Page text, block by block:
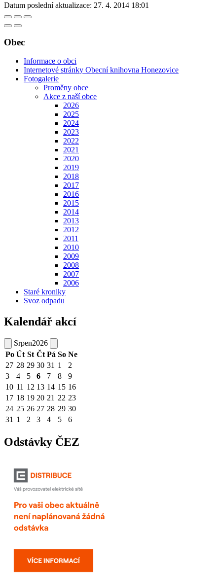
Datum poslední aktualizace: 27. 4. 2014 18:01
Obec
Informace o obci
Internetové stránky Obecní knihovna Honezovice
Fotogalerie
Proměny obce
Akce z naší obce
2026
2025
2024
2023
2022
2021
2020
2019
2018
2017
2016
2015
2014
2013
2012
2011
2010
2009
2008
2007
2006
Staré kroniky
Svoz odpadu
Kalendář akcí
Srpen2026
Po Út St Čt Pá So Ne
27 28 29 30 31 1
2
3
4 5 6 7 8
9
10 11 12 13 14 15 16
17 18 19 20 21 22 23
24 25 26 27 28 29 30
31 1 2 3 4 5 6
Odstávky ČEZ